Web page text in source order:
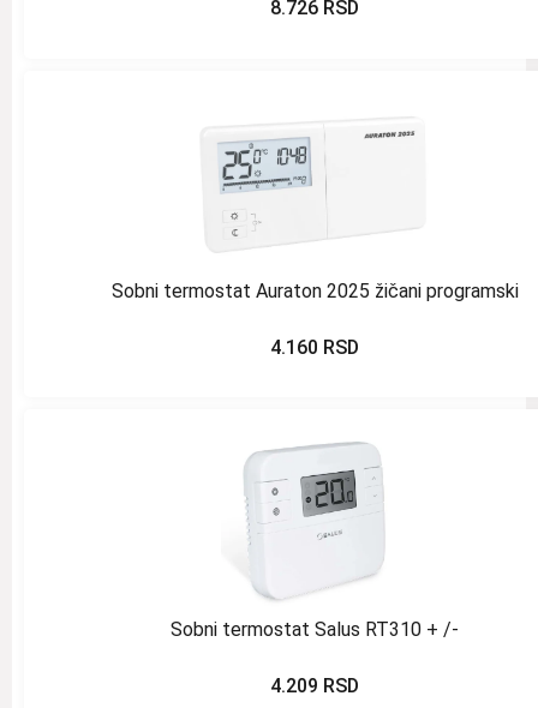
8.726 RSD
Sobni termostat Auraton 2025 žičani programski
4.160 RSD
Sobni termostat Salus RT310 + /-
4.209 RSD